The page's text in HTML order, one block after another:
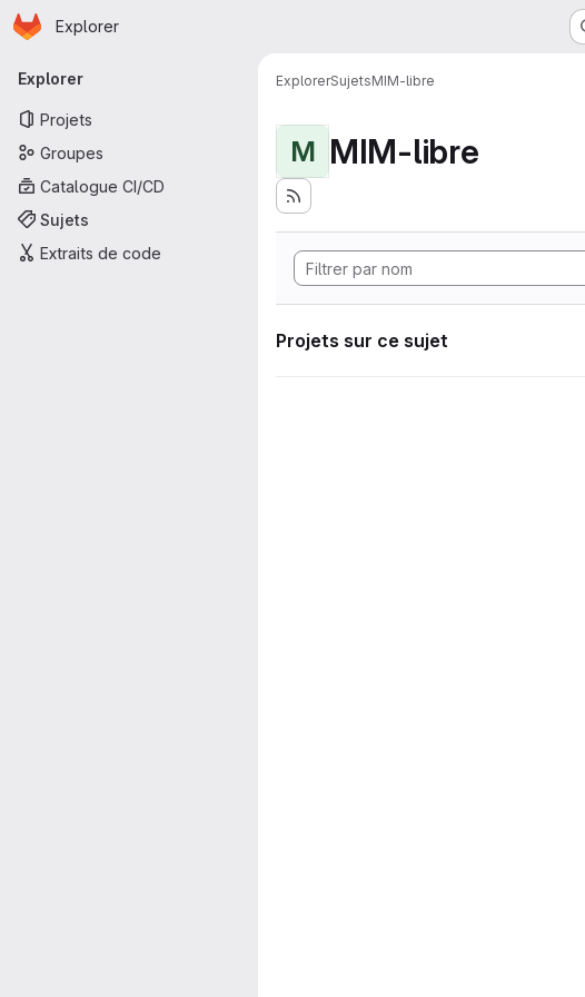
Passer au contenu principal
Page d'accueil
Explorer
Navigation principale
Explorer
Projets
Groupes
Catalogue CI/CD
Sujets
Extraits de code
ExplorerSujetsMIM-libre
M MIM-libre
Projets sur ce sujet